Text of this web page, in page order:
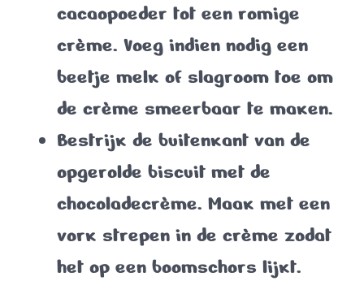
cacaopoeder tot een romige
crème. Voeg indien nodig een
beetje melk of slagroom toe om
de crème smeerbaar te maken.
Bestrijk de buitenkant van de
opgerolde biscuit met de
chocoladecrème. Maak met een
vork strepen in de crème zodat
het op een boomschors lijkt.